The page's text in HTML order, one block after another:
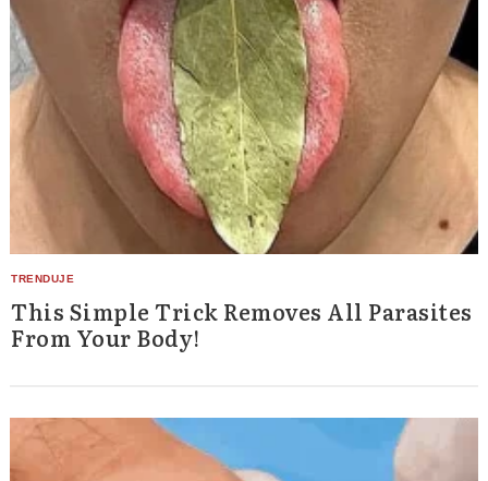
This Simple Trick Removes All Parasites
From Your Body!